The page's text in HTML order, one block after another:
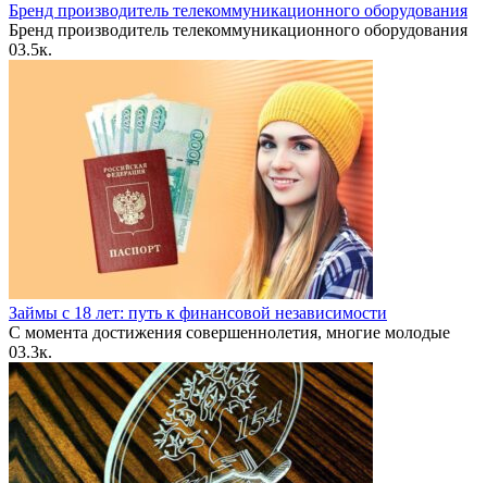
Бренд производитель телекоммуникационного оборудования
Бренд производитель телекоммуникационного оборудования
03.5к.
Займы с 18 лет: путь к финансовой независимости
С момента достижения совершеннолетия, многие молодые
03.3к.